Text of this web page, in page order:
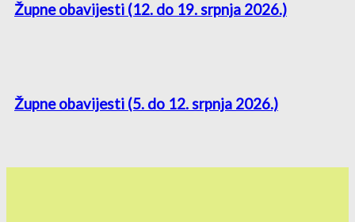
Župne obavijesti (12. do 19. srpnja 2026.)
Župne obavijesti (5. do 12. srpnja 2026.)